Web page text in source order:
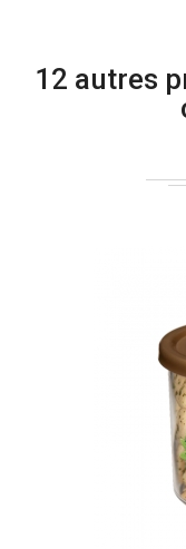
12 autres